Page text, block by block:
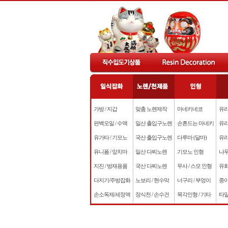
가방 / 지갑
편백오일 / 수액
유가타 / 기모노
유니폼 / 앞치마
지진 / 방재용품
다지기/주방잡화
손소독제/세정액
맞춤 노렌제작
일산 출입구노렌
국산 출입구노렌
일산 다찌노렌
국산 다찌노렌
노보리 / 현수막
장식천 / 손수건
마네키네코
손흔드는 마네키
다루마 (달마)
기모노 인형
무사 / 스모 인형
너구리 / 부엉이
목각인형 / 기타
유
유
유
나
유
종
타